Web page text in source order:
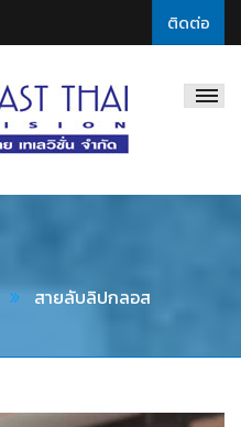
ติดต่อ
สายลับลิปกลอส